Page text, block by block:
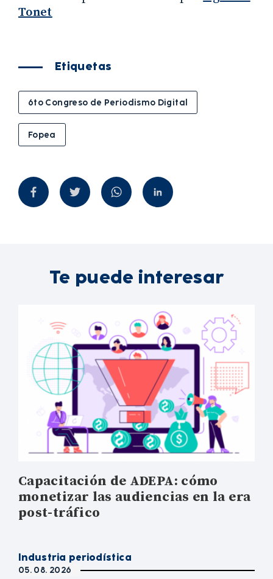
Tonet
Etiquetas
6to Congreso de Periodismo Digital
Fopea
Te puede interesar
Capacitación de ADEPA: cómo
monetizar las audiencias en la era
post-tráfico
Industria periodística
05. 08. 2026